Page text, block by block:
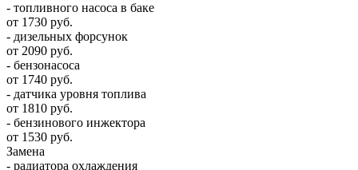
- топливного насоса в баке
от 1730 руб.
- дизельных форсунок
от 2090 руб.
- бензонасоса
от 1740 руб.
- датчика уровня топлива
от 1810 руб.
- бензинового инжектора
от 1530 руб.
Замена
- радиатора охлаждения